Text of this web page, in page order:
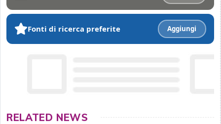
Fonti di ricerca preferite Aggiungi
RELATED NEWS